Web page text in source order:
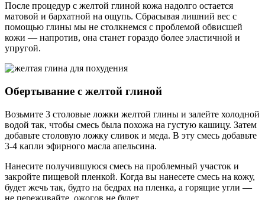
После процедур с желтой глиной кожа надолго остается
матовой и бархатной на ощупь. Сбрасывая лишний вес с
помощью глины мы не столкнемся с проблемой обвисшей
кожи — напротив, она станет гораздо более эластичной и
упругой.
Обертывание с желтой глиной
Возьмите 3 столовые ложки желтой глины и залейте холодной
водой так, чтобы смесь была похожа на густую кашицу. Затем
добавьте столовую ложку сливок и меда. В эту смесь добавьте
3-4 капли эфирного масла апельсина.
Нанесите получившуюся смесь на проблемный участок и
закройте пищевой пленкой. Когда вы нанесете смесь на кожу,
будет жечь так, будто на бедрах на пленка, а горящие угли —
не переживайте, ожогов не будет.